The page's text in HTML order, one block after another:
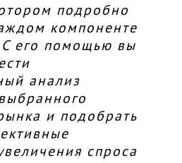
подробно
компоненте
С его помощью вы
анализ
и подобрать
спроса